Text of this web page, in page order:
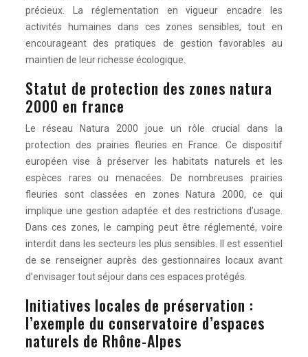
précieux. La réglementation en vigueur encadre les
activités humaines dans ces zones sensibles, tout en
encourageant des pratiques de gestion favorables au
maintien de leur richesse écologique.
Statut de protection des zones natura
2000 en france
Le réseau Natura 2000 joue un rôle crucial dans la
protection des prairies fleuries en France. Ce dispositif
européen vise à préserver les habitats naturels et les
espèces rares ou menacées. De nombreuses prairies
fleuries sont classées en zones Natura 2000, ce qui
implique une gestion adaptée et des restrictions d’usage.
Dans ces zones, le camping peut être réglementé, voire
interdit dans les secteurs les plus sensibles. Il est essentiel
de se renseigner auprès des gestionnaires locaux avant
d’envisager tout séjour dans ces espaces protégés.
Initiatives locales de préservation :
l’exemple du conservatoire d’espaces
naturels de Rhône-Alpes